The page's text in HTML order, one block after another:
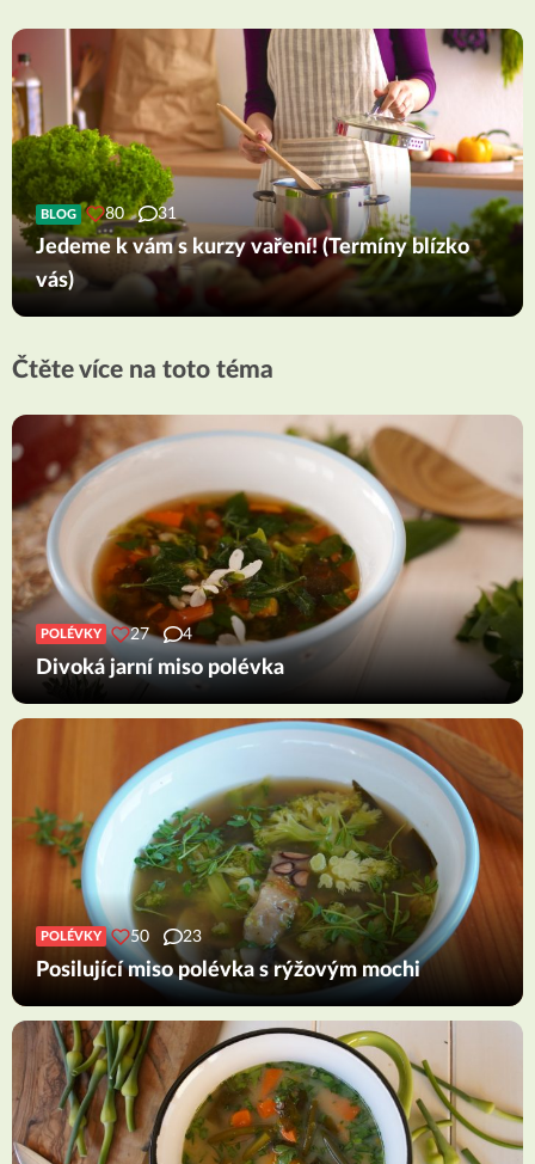
BLOG 80 31
Jedeme k vám s kurzy vaření! (Termíny blízko
vás)
Čtěte více na toto téma
POLÉVKY 27 4
Divoká jarní miso polévka
POLÉVKY 50 23
Posilující miso polévka s rýžovým mochi